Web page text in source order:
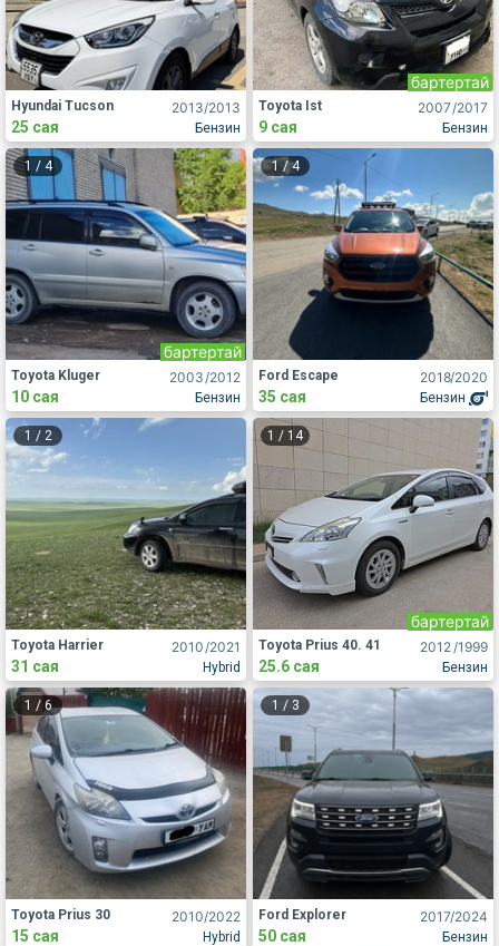
2013/2013
Бензин
Hyundai Tucson
25 сая
2007 /2017
Бензин
бартертай
Toyota Ist
9 сая
1 / 4
2003 /2012
Бензин
бартертай
Toyota Kluger
10 сая
1/4
2018/2020
Бензин
Ford Escape
35 сая
1 / 2
2010 /2021
Hybrid
Toyota Harrier
31 сая
1 / 14
2012 /1999
Бензин
бартертай
Toyota Prius 40. 41
25.6 сая
1 / 6
2010/2022
Hybrid
Toyota Prius 30
15 сая
1 / 3
2017/2024
Бензин
Ford Explorer
50 сая